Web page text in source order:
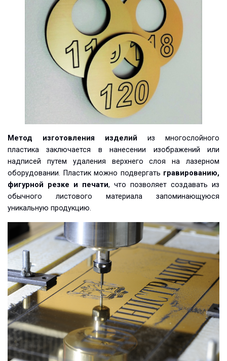
Метод изготовления изделий из многослойного
пластика заключается в нанесении изображений или
надписей путем удаления верхнего слоя на лазерном
оборудовании. Пластик можно подвергать гравированию,
фигурной резке и печати, что позволяет создавать из
обычного листового материала запоминающуюся
уникальную продукцию.